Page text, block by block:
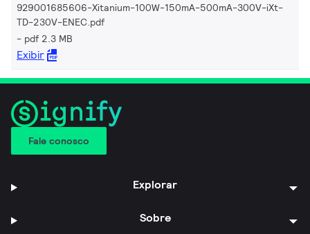
929001685606-Xitanium-100W-150mA-500mA-300V-iXt-
TD-230V-ENEC.pdf
pdf 2.3 MB
Exibir
Fale conosco
Explorar
Sobre